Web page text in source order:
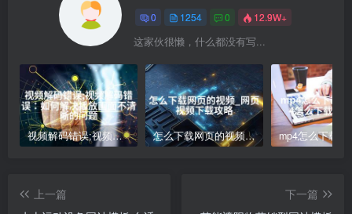
0 1254 0 12.9W+
这家伙很懒，什么都没有写...
视频解码错误;视频解码错误：如何解决播放画面不清晰的问题 怎么下载网页的视频_网页视频下载攻略
上一篇
下一篇